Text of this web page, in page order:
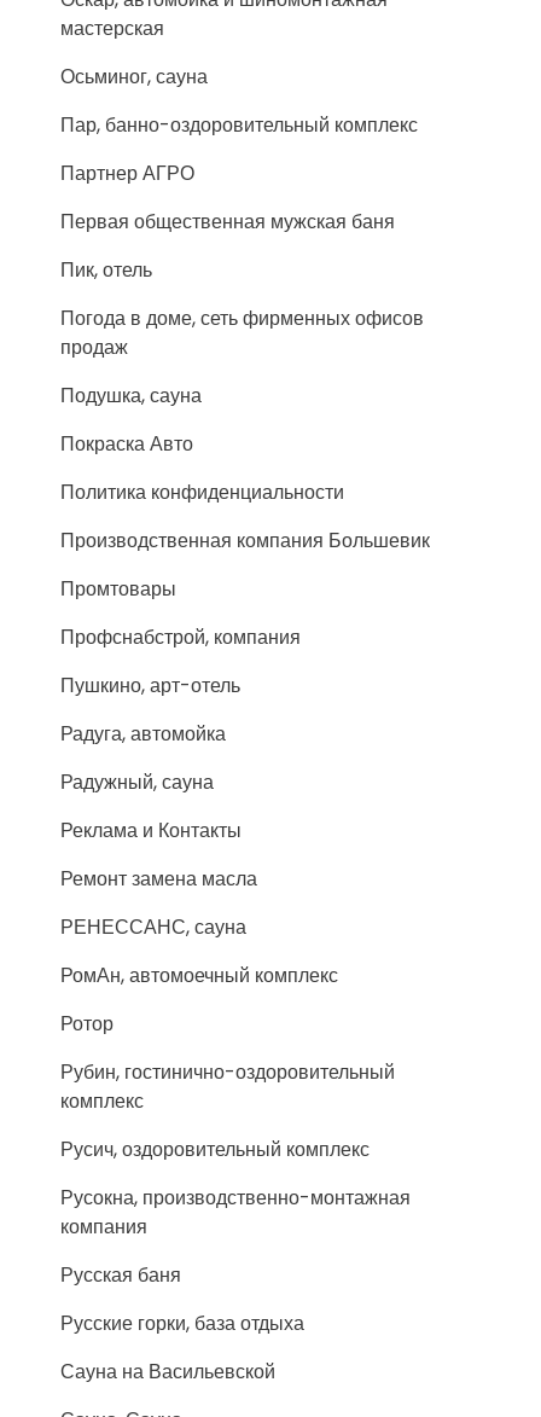
мастерская
Осьминог, сауна
Пар, банно-оздоровительный комплекс
Партнер АГРО
Первая общественная мужская баня
Пик, отель
Погода в доме, сеть фирменных офисов
продаж
Подушка, сауна
Покраска Авто
Политика конфиденциальности
Производственная компания Большевик
Промтовары
Профснабстрой, компания
Пушкино, арт-отель
Радуга, автомойка
Радужный, сауна
Реклама и Контакты
Ремонт замена масла
РЕНЕССАНС, сауна
РомАн, автомоечный комплекс
Ротор
Рубин, гостинично-оздоровительный
комплекс
Русич, оздоровительный комплекс
Русокна, производственно-монтажная
компания
Русская баня
Русские горки, база отдыха
Сауна на Васильевской